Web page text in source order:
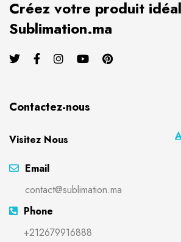
Créez votre produit
Sublimation.ma
Contactez-nous
Visitez Nous
Email
contact@sublimation.ma
Phone
+212679916888